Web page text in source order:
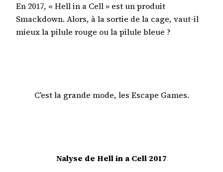
En 2017, « Hell in a Cell » est un produit
Smackdown. Alors, à la sortie de la cage, vaut-il
mieux la pilule rouge ou la pilule bleue ?
C'est la grande mode, les Escape Games.
Nalyse de Hell in a Cell 2017